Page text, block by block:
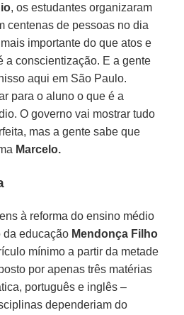
, os estudantes organizaram
centenas de pessoas no dia
importante do que atos e
a conscientização. E a gente
aqui em São Paulo.
para o aluno o que é a
O governo vai mostrar tudo
mas a gente sabe que
Marcelo.
à reforma do ensino médio
da educação Mendonça Filho
mínimo a partir da metade
por apenas três matérias
português e inglês –
dependeriam do